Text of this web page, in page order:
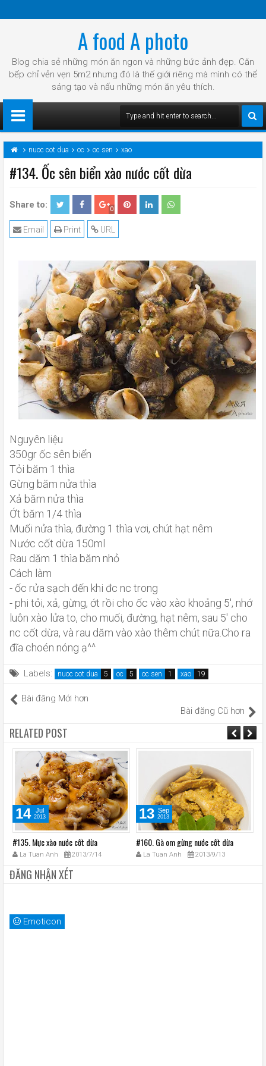
A food A photo
Blog chia sẻ những món ăn ngon và những bức ảnh đẹp. Căn
bếp chỉ vẻn vẹn 5m2 nhưng đó là thế giới riêng mà mình có thể
sáng tạo và nấu những món ăn yêu thích.
nuoc cot dua oc oc sen xao
#134. Ốc sên biển xào nước cốt dừa
Share to: 0
URL
Print
Email
Nguyên liệu
350gr ốc sên biển
Tỏi băm 1 thìa
Gừng băm nửa thìa
Xả băm nửa thìa
Ớt băm 1/4 thìa
Muối nửa thìa, đường 1 thìa vơi, chút hạt nêm
Nước cốt dừa 150ml
Rau dăm 1 thìa băm nhỏ
Cách làm
- ốc rửa sạch đến khi đc nc trong
- phi tỏi, xả, gừng, ớt rồi cho ốc vào xào khoảng 5', nhớ
luôn xào lửa to, cho muối, đường, hạt nêm, sau 5' cho
nc cốt dừa, và rau dăm vào xào thêm chút nữa.Cho ra
đĩa choén nóng ạ^^
Labels: nuoc cot dua oc oc sen xao
Bài đăng Mới hơn
Bài đăng Cũ hơn
RELATED POST
14 Jul
2013
#135. Mực xào nước cốt dừa
La Tuan Anh 2013/7/14
13 Sep
2013
#160. Gà om gừng nước cốt dừa
La Tuan Anh 2013/9/13
ĐĂNG NHẬN XÉT
Emoticon